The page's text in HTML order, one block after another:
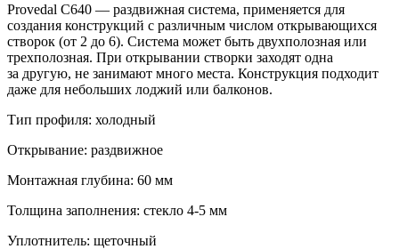
Provedal C640 — раздвижная система, применяется для
создания конструкций с различным числом открывающихся
створок (от 2 до 6). Система может быть двухполозная или
трехполозная. При открывании створки заходят одна
за другую, не занимают много места. Конструкция подходит
даже для небольших лоджий или балконов.
Тип профиля: холодный
Открывание: раздвижное
Монтажная глубина: 60 мм
Толщина заполнения: стекло 4-5 мм
Уплотнитель: щеточный